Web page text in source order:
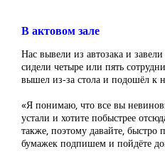
В актовом зале
Нас вывели из автозака и
сидели четыре или пять
вышел из-за стола и подошёл к
«Я понимаю, что все вы
устали и хотите побыстрее
также, поэтому давайте, быстро
бумажек подпишем и пойдёте